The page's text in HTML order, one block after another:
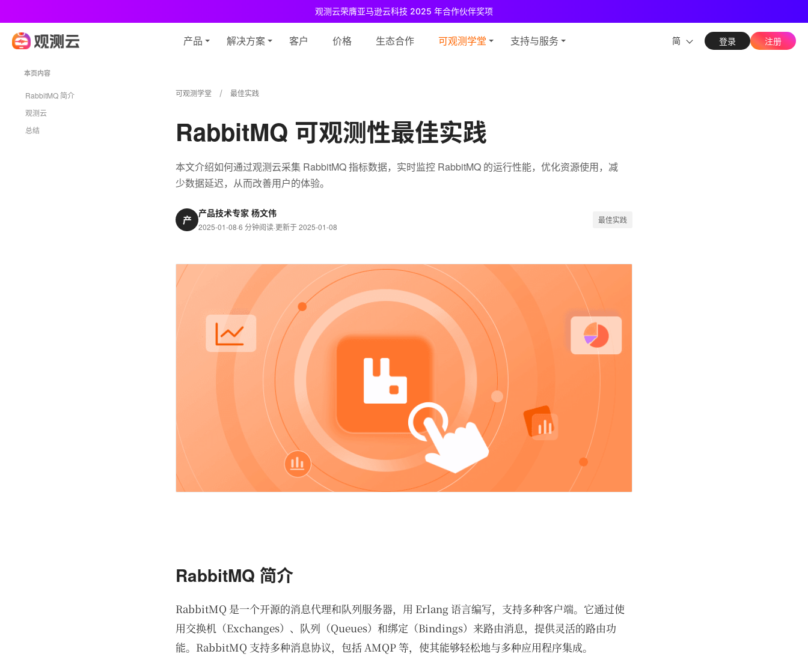
观测云荣膺亚马逊云科技 2025 年合作伙伴奖项
观测云免费版现已推出！ 专为中小团队与个人开发者设计，立享强大可观测能力
产品 解决方案 客户 价格 生态合作 可观测学堂 支持与服务 简 登录 注册
可观测学堂 最佳实践
RabbitMQ 可观测性最佳实践
本文介绍如何通过观测云采集 RabbitMQ 指标数据，实时监控 RabbitMQ 的运行性能，优化资源使用，减
少数据延迟，从而改善用户的体验。
产
产品技术专家 杨文伟
2025-01-08·6 分钟阅读·更新于 2025-01-08
最佳实践
本页内容
RabbitMQ 简介
观测云
总结
RabbitMQ 简介
RabbitMQ 是一个开源的消息代理和队列服务器，用 Erlang 语言编写，支持多种客户端。它通过使
用交换机（Exchanges）、队列（Queues）和绑定（Bindings）来路由消息，提供灵活的路由功
能。RabbitMQ 支持多种消息协议，包括 AMQP 等，使其能够轻松地与多种应用程序集成。